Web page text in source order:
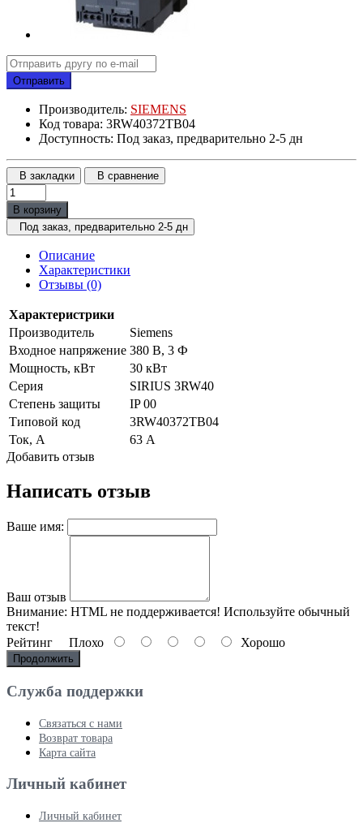
Отправить
Производитель: SIEMENS
Код товара: 3RW40372TB04
Доступность: Под заказ, предварительно 2-5 дн
В закладки В сравнение
В корзину
Под заказ, предварительно 2-5 дн
Описание
Характеристики
Отзывы (0)
Характеристрики
Производитель
Siemens
Входное напряжение 380 В, 3 Ф
Мощность, кВт
30 кВт
Серия
SIRIUS 3RW40
Степень защиты
IP 00
Типовой код
3RW40372TB04
Ток, А
63 А
Добавить отзыв
Написать отзыв
Ваше имя:
Ваш отзыв
Внимание: HTML не поддерживается! Используйте обычный
текст!
Рейтинг Плохо Хорошо
Продолжить
Служба поддержки
Связаться с нами
Возврат товара
Карта сайта
Личный кабинет
Личный кабинет